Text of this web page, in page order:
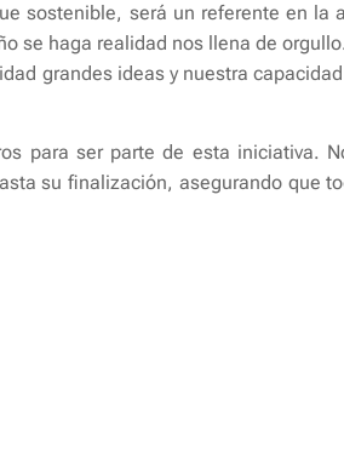
sostenible, será un referente en la
se haga realidad nos llena de
grandes ideas y nuestra
para ser parte de esta iniciativa.
su finalización, asegurando que